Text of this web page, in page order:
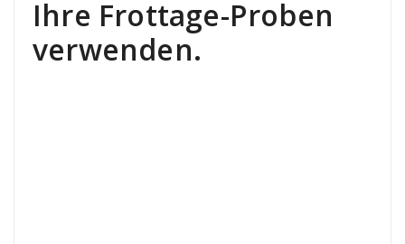
Ihre Frottage-Proben
verwenden.